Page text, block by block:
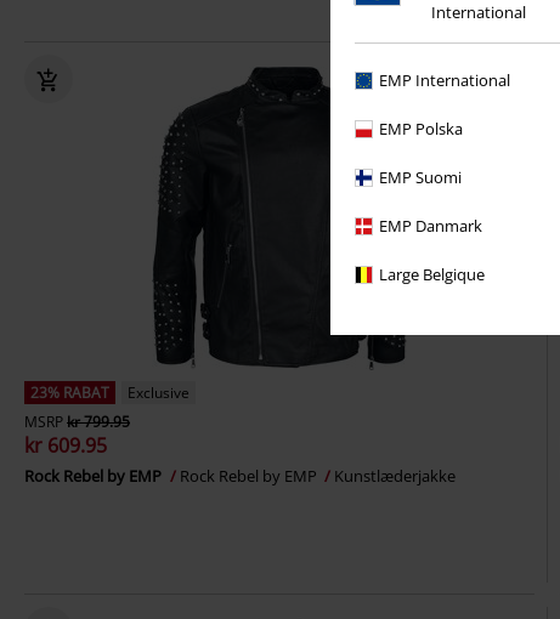
International
EMP International
EMP Polska
EMP Suomi
EMP Danmark
Large Belgique
23% RABAT
Exclusive
MSRPkr 799.95
kr 609.95
Rock Rebel by EMP Rock Rebel by EMP Kunstlæderjakke